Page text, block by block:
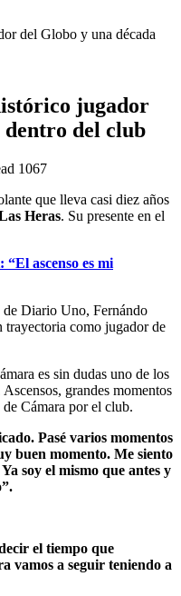
jugador
dentro del club
1067
que lleva casi diez años
Heras. Su presente en el
ascenso es mi
Diario Uno, Fernándo
trayectoria como jugador de
es sin dudas uno de los
grandes momentos
Cámara por el club.
Pasé varios momentos
buen momento. Me siento
soy el mismo que antes y
el tiempo que
vamos a seguir teniendo a